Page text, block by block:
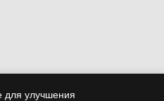
улучшения